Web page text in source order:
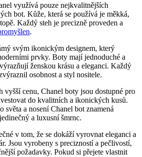
⁢využívá pouze nejkvalitnějších
bot. ⁣Kůže,‌ která ​se používá je měkká,
Každý steh je precizně proveden a
.
svým ikonickým designem,‍ který
prvky. ‌Boty ⁤mají jednoduché a
‍ženskou ⁢krásu a eleganci. Každý
​osobnost a styl nositele.
vyšší cenu, Chanel boty jsou⁣ dostupné pro
do kvalitních a ikonických kusů.​
světa a‌ nosení Chanel bot znamená
a luxusní šmrnc.
v tom, že se dokáží vyrovnat eleganci a⁣
Jsou vyrobeny s precizností​ a pečlivostí,
požadavky. Pokud si přejete vlastnit